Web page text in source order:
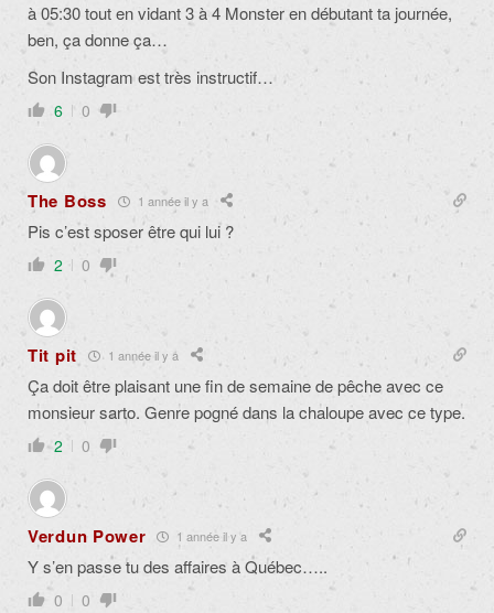
à 05:30 tout en vidant 3 à 4 Monster en débutant ta journée,
ben, ça donne ça…
Son Instagram est très instructif…
6 0
The Boss 1 année il y a
Pis c’est sposer être qui lui ?
2 0
Tit pit 1 année il y a
Ça doit être plaisant une fin de semaine de pêche avec ce
monsieur sarto. Genre pogné dans la chaloupe avec ce type.
2 0
Verdun Power 1 année il y a
Y s’en passe tu des affaires à Québec…..
0 0